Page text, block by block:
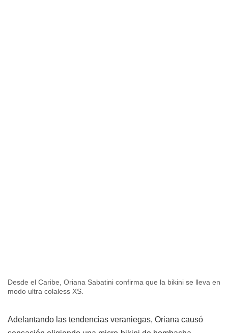
Desde el Caribe, Oriana Sabatini confirma que la bikini se lleva en
modo ultra colaless XS.
Adelantando las tendencias veraniegas, Oriana causó